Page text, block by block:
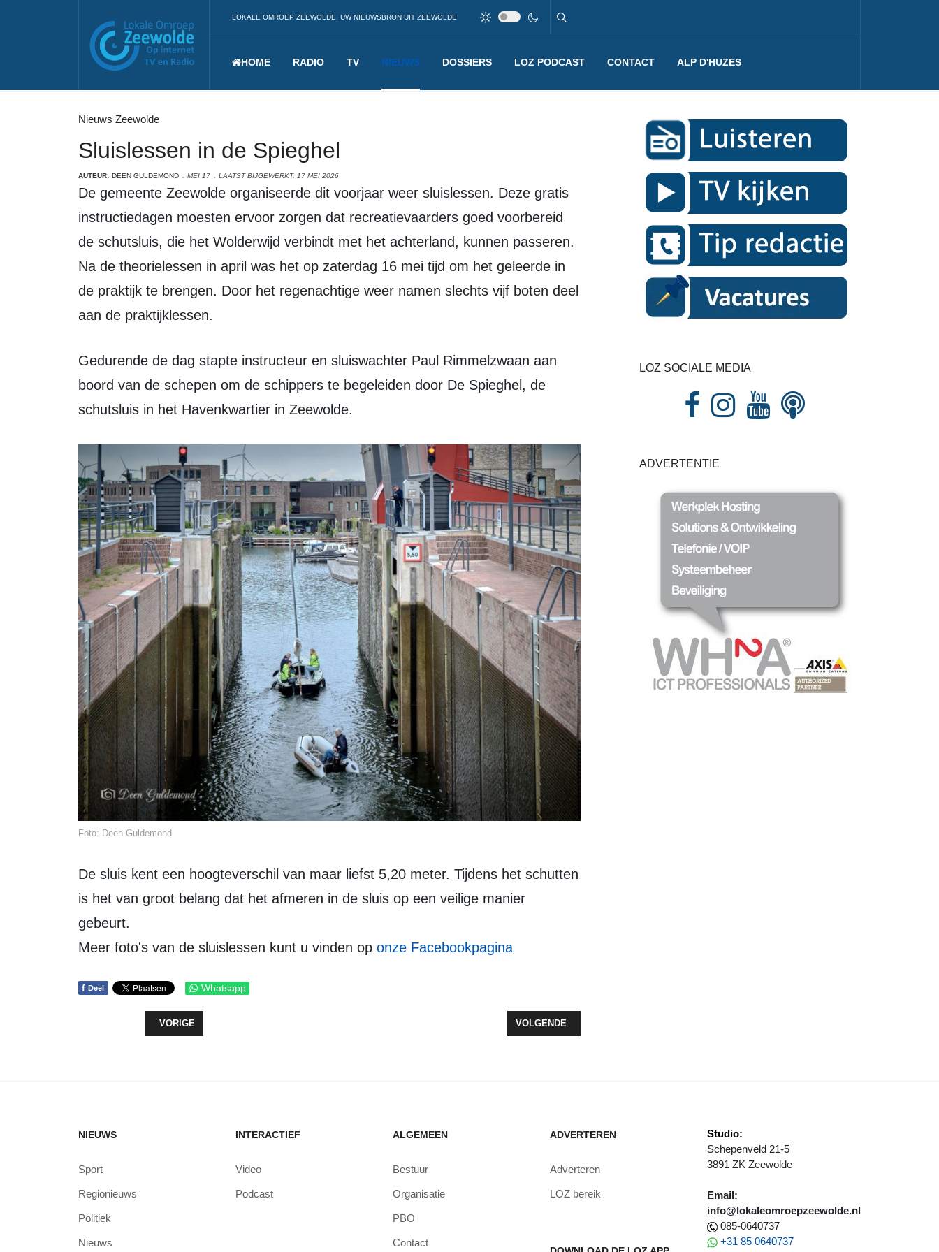
LOKALE OMROEP ZEEWOLDE, UW NIEUWSBRON UIT ZEEWOLDE
HOME RADIO TV NIEUWS DOSSIERS LOZ PODCAST CONTACT ALP D'HUZES
Nieuws Zeewolde
Sluislessen in de Spieghel
AUTEUR: DEEN GULDEMOND MEI 17 LAATST BIJGEWERKT: 17 MEI 2026
De gemeente Zeewolde organiseerde dit voorjaar weer sluislessen. Deze gratis
instructiedagen moesten ervoor zorgen dat recreatievaarders goed voorbereid
de schutsluis, die het Wolderwijd verbindt met het achterland, kunnen passeren.
Na de theorielessen in april was het op zaterdag 16 mei tijd om het geleerde in
de praktijk te brengen. Door het regenachtige weer namen slechts vijf boten deel
aan de praktijklessen.
Gedurende de dag stapte instructeur en sluiswachter Paul Rimmelzwaan aan
boord van de schepen om de schippers te begeleiden door De Spieghel, de
schutsluis in het Havenkwartier in Zeewolde.
Foto: Deen Guldemond
De sluis kent een hoogteverschil van maar liefst 5,20 meter. Tijdens het schutten
is het van groot belang dat het afmeren in de sluis op een veilige manier
gebeurt.
Meer foto's van de sluislessen kunt u vinden op onze Facebookpagina
f Deel Whatsapp
VORIG ARTIKEL: REGEN HOUDT DEELNEMERS NIET WEG BIJ VOGELEXCURSIE IN STILLE KERN
VORIGE VOLGENDE ARTIKEL: DRUÏDE EN BOS-ELF WAKEN OVER ONZE NATUUR
VOLGENDE
LOZ SOCIALE MEDIA
ADVERTENTIE
NIEUWS
Sport
Regionieuws
Politiek
Nieuws
INTERACTIEF
Video
Podcast
ALGEMEEN
Bestuur
Organisatie
PBO
Contact
ADVERTEREN
Adverteren
LOZ bereik
Studio:
Schepenveld 21-5
3891 ZK Zeewolde
Email:
info@lokaleomroepzeewolde.nl
085-0640737
+31 85 0640737